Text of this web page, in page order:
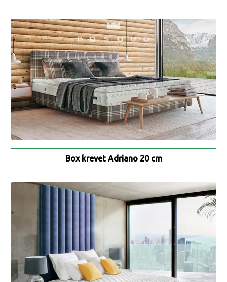
Box krevet Adriano 20 cm